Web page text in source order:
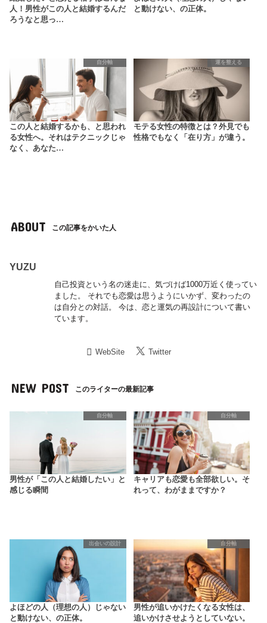
人！男性がこの人と結婚するんだ
ろうなと思っ…
と動けない、の正体。
自分軸
この人と結婚するかも、と思われ
る女性へ。それはテクニックじゃ
なく、あなた…
運を整える
モテる女性の特徴とは？外見でも
性格でもなく「在り方」が違う。
ABOUT この記事をかいた人
YUZU
自己投資という名の迷走に、気づけば1000万近く使ってい
ました。 それでも恋愛は思うようにいかず、変わったの
は自分との対話。 今は、恋と運気の再設計について書い
ています。
WebSite Twitter
NEW POST このライターの最新記事
自分軸
男性が「この人と結婚したい」と
感じる瞬間
自分軸
キャリアも恋愛も全部欲しい。そ
れって、わがままですか？
出会いの設計
よほどの人（理想の人）じゃない
と動けない、の正体。
自分軸
男性が追いかけたくなる女性は、
追いかけさせようとしていない。